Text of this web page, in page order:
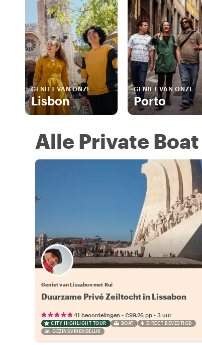
GENIET VAN ONZE
Lisbon
GENIET VAN ONZE
Porto
Alle Private
Geniet van Lissabon met Rui
Duurzame Privé Zeiltocht in Lissabon
41 beoordelingen • €99.26 pp • 3 uur
CITY HIGHLIGHT TOUR BOAT
DIRECT BEVESTIGD
GEZINSVRIENDELIJK